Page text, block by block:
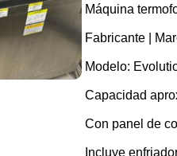
Máquina
Fabricante |
Modelo:
Capacidad
Con panel de
Incluye